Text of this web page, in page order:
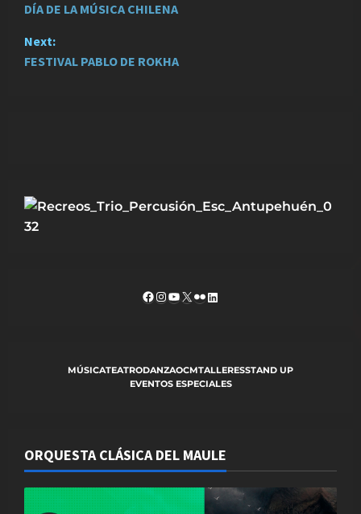
o
s
i
DÍA DE LA MÚSICA CHILENA
Next:
FESTIVAL PABLO DE ROKHA
Facebook
Instagram
YouTube
X FlickrLinkedIn
MÚSICATEATRODANZAOCMTALLERESSTAND UP
EVENTOS ESPECIALES
ORQUESTA CLÁSICA DEL MAULE